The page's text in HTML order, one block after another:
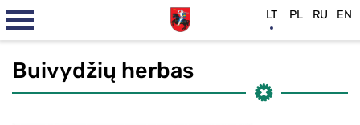
Buivydžių herbas
LT PL RU EN